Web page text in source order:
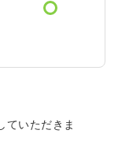
ていただきま